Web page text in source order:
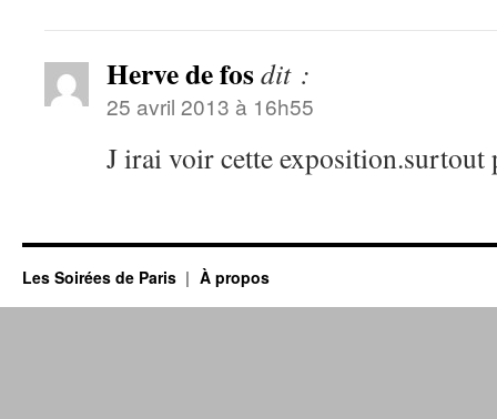
Herve de fosdit :
25 avril 2013 à 16h55
J irai voir cette exposition.surtout
Les Soirées de Paris À propos